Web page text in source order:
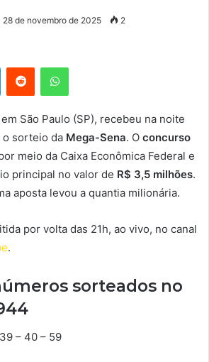
28 de novembro de 2025 2
LinkedinReddit WhatsApp
São Paulo (SP), recebeu na noite
sorteio da Mega-Sena. O concurso
meio da Caixa Econômica Federal e
principal no valor de R$ 3,5 milhões.
aposta levou a quantia milionária.
por volta das 21h, ao vivo, no canal
.
sorteados no
– 40 – 59